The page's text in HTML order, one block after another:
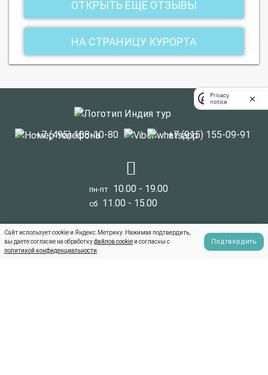
ОТКРЫТЬ ЕЩЕ ОТЗЫВЫ
НА СТРАНИЦУ КУРОРТА
+7 (495) 108-10-80 +7 (915) 155-09-91
пн-пт 10.00 - 19.00
сб 11.00 - 15.00
Аюрведа
Сайт использует cookie и Яндекс.Метрику. Нажимая подтвердить,
вы даете согласие на обработкуфайлов cookie и согласны с
политикой конфиденциальности
Подтвердить
Privacy
notice